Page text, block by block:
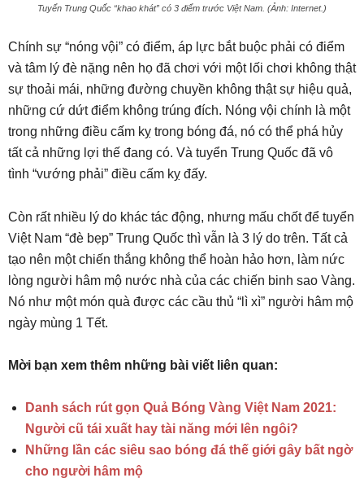
Tuyển Trung Quốc “khao khát” có 3 điểm trước Việt Nam. (Ảnh: Internet.)
Chính sự “nóng vội” có điểm, áp lực bắt buộc phải có điểm
và tâm lý đè nặng nên họ đã chơi với một lối chơi không thật
sự thoải mái, những đường chuyền không thật sự hiệu quả,
những cứ dứt điểm không trúng đích. Nóng vội chính là một
trong những điều cấm kỵ trong bóng đá, nó có thể phá hủy
tất cả những lợi thế đang có. Và tuyển Trung Quốc đã vô
tình “vướng phải” điều cấm kỵ đấy.
Còn rất nhiều lý do khác tác động, nhưng mấu chốt để tuyển
Việt Nam “đè bẹp” Trung Quốc thì vẫn là 3 lý do trên. Tất cả
tạo nên một chiến thắng không thể hoàn hảo hơn, làm nức
lòng người hâm mộ nước nhà của các chiến binh sao Vàng.
Nó như một món quà được các cầu thủ “lì xì” người hâm mộ
ngày mùng 1 Tết.
Mời bạn xem thêm những bài viết liên quan:
Danh sách rút gọn Quả Bóng Vàng Việt Nam 2021:
Người cũ tái xuất hay tài năng mới lên ngôi?
Những lần các siêu sao bóng đá thế giới gây bất ngờ
cho người hâm mộ